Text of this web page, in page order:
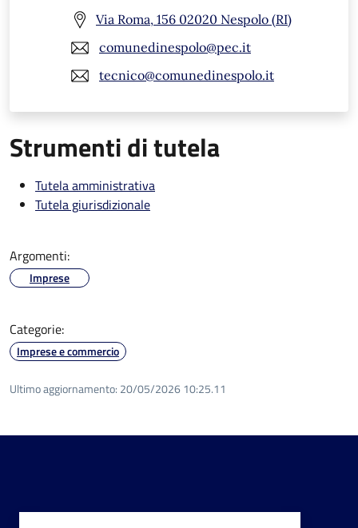
Via Roma, 156 02020 Nespolo (RI)
comunedinespolo@pec.it
tecnico@comunedinespolo.it
Strumenti di tutela
Tutela amministrativa
Tutela giurisdizionale
Argomenti:
Imprese
Categorie:
Imprese e commercio
Ultimo aggiornamento: 20/05/2026 10:25.11